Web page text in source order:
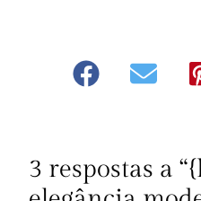
3 respostas a